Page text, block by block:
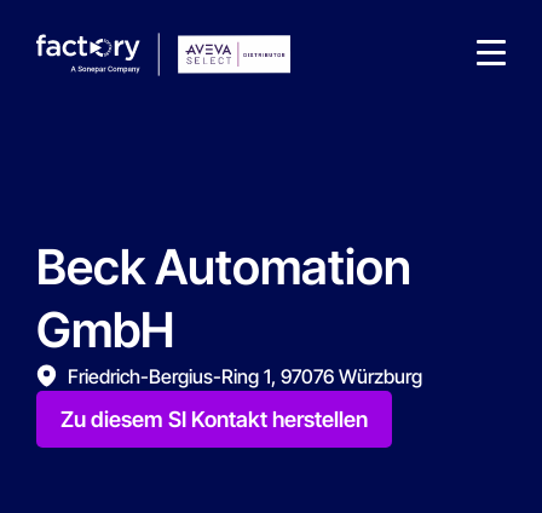
Wonach suchst du ?
Beck Automation
GmbH
Friedrich-Bergius-Ring 1, 97076 Würzburg
Zu diesem SI Kontakt herstellen